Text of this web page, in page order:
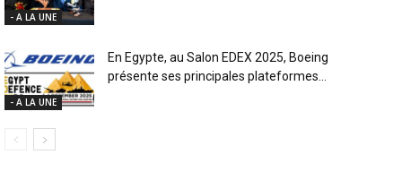
- A LA UNE
- A LA UNE
En Egypte, au Salon EDEX 2025, Boeing
présente ses principales plateformes...